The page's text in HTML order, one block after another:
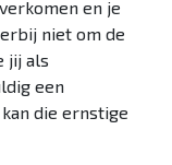
en je
niet om de
jij als
een
die ernstige